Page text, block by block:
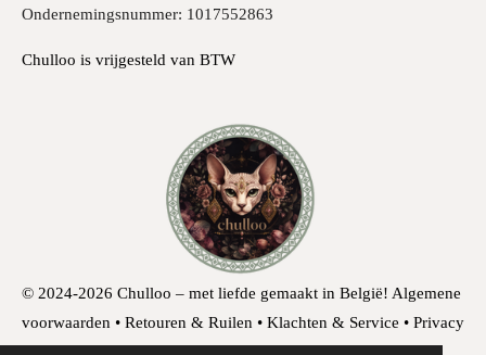
Ondernemingsnummer: 1017552863
Chulloo is vrijgesteld van BTW
© 2024-2026 Chulloo – met liefde gemaakt in België! Algemene
voorwaarden • Retouren & Ruilen • Klachten & Service • Privacy